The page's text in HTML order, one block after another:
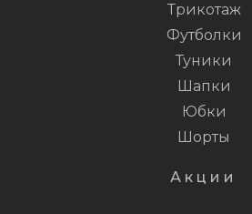
Трикотаж
Футболки
Туники
Шапки
Юбки
Шорты
Акции